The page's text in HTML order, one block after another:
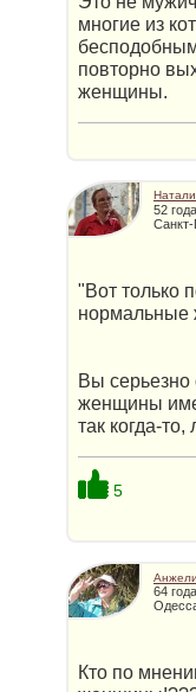
многие из
повторно
женщины.
52 года
"Вот только
Вы серьезно
женщины
так когда-
5
64 года
Кто по